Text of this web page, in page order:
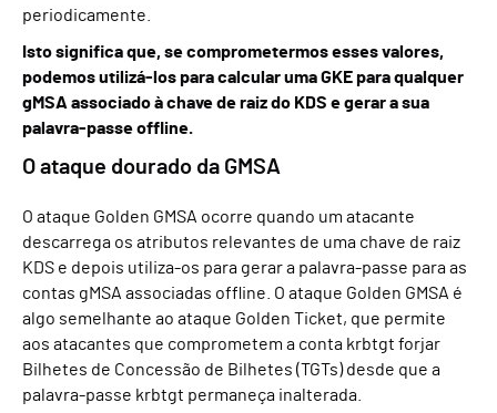
periodicamente.
Isto significa que, se comprometermos esses valores,
podemos utilizá-los para calcular uma GKE para qualquer
gMSA associado à chave de raiz do KDS e gerar a sua
palavra-passe offline.
O ataque dourado da GMSA
O ataque Golden GMSA ocorre quando um atacante
descarrega os atributos relevantes de uma chave de raiz
KDS e depois utiliza-os para gerar a palavra-passe para as
contas gMSA associadas offline. O ataque Golden GMSA é
algo semelhante ao ataque Golden Ticket, que permite
aos atacantes que comprometem a conta krbtgt forjar
Bilhetes de Concessão de Bilhetes (TGTs) desde que a
palavra-passe krbtgt permaneça inalterada.